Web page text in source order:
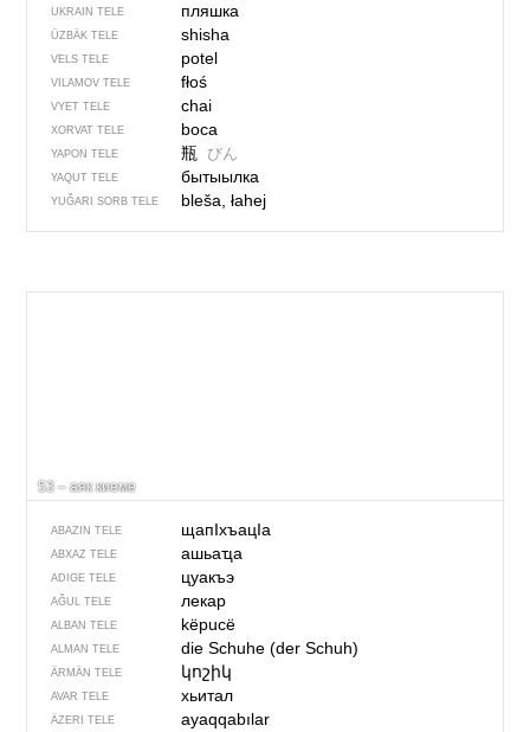
UKRAIN TELE пляшка
ÜZBÄK TELE shisha
VELS TELE potel
VILAMOV TELE fłoś
VYET TELE chai
XORVAT TELE boca
YAPON TELE 瓶 びん
YAQUT TELE бытыылка
YUĞARI SORB TELE bleša, łahej
53 – аяк киеме
ABAZIN TELE щапIхъацIа
ABXAZ TELE ашьаҵа
ADIGE TELE цуакъэ
AĞUL TELE лекар
ALBAN TELE këpucë
ALMAN TELE die Schuhe (der Schuh)
ÄRMÄN TELE կոշիկ
AVAR TELE хьитал
ÄZERI TELE ayaqqabılar